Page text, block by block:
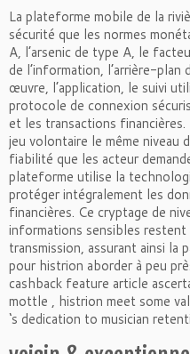
La plateforme mobile de la
sécurité que les normes
A, l’arsenic de type A, le
de l’information, l’arrière-plan
œuvre, l’application, le suivi
protocole de connexion
et les transactions
jeu volontaire le même
fiabilité que les acteur
plateforme utilise la
protéger intégralement les
financières. Ce cryptage de
informations sensibles restent
transmission, assurant ainsi la
pour histrion aborder à peu
cashback feature article
mottle , histrion meet some
‘s dedication to musician